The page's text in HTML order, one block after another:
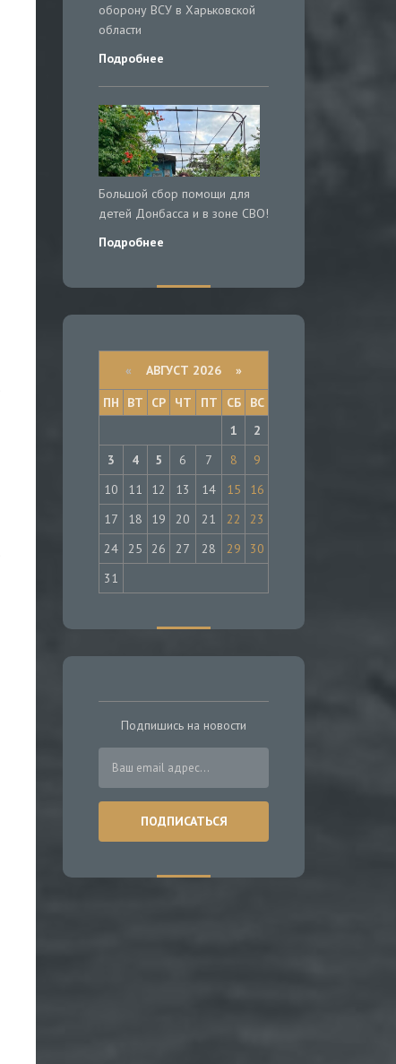
оборону ВСУ в Харьковской
области
Подробнее
Большой сбор помощи для
детей Донбасса и в зоне СВО!
Подробнее
« АВГУСТ 2026 »
ПН
ВТ СР ЧТ ПТ СБ
ВС
1
2
3
4 5 6 7 8
9
10
11 12 13 14 15
16
17
18 19 20 21 22
23
24
25 26 27 28 29
30
31
Подпишись на новости